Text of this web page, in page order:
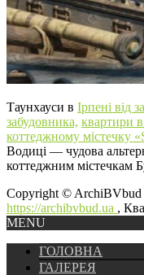
Таунхауси в Ірпені від
забудовника, квартири в
коттеджному містечку
Водиці — чудова
коттеджним містечкам
Copyright ©
https://archibvbud.ua ,
MENU
ГОЛОВНА
ГАЛЕРЕЯ